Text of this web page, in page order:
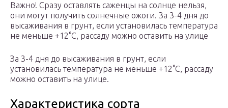
Важно! Сразу оставлять саженцы на солнце нельзя,
они могут получить солнечные ожоги. За 3-4 дня до
высаживания в грунт, если установилась температура
не меньше +12°С, рассаду можно оставить на улице
За 3-4 дня до высаживания в грунт, если
установилась температура не меньше +12°С, рассаду
можно оставить на улице.
Характеристика сорта